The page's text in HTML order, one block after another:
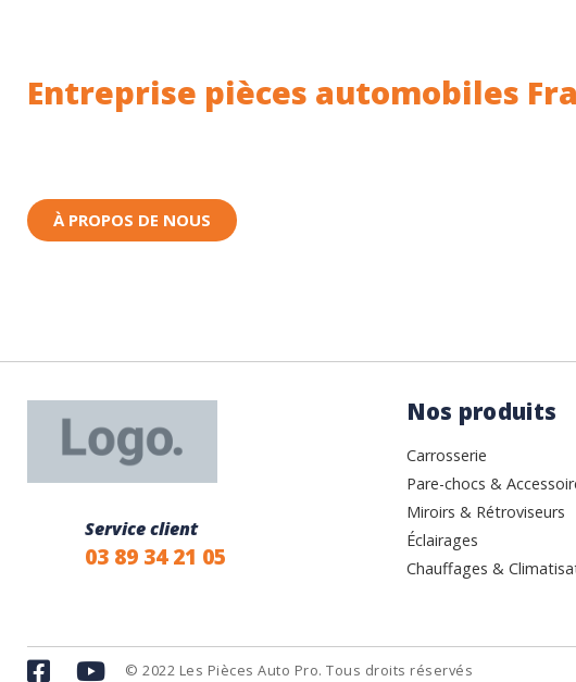
Entreprise pièces automobiles
À PROPOS DE NOUS
Service client
03 89 34 21 05
Nos produits
Carrosserie
Pare-chocs &
Miroirs & Rétroviseurs
Éclairages
Chauffages &
© 2022 Les Pièces Auto Pro. Tous droits réservés